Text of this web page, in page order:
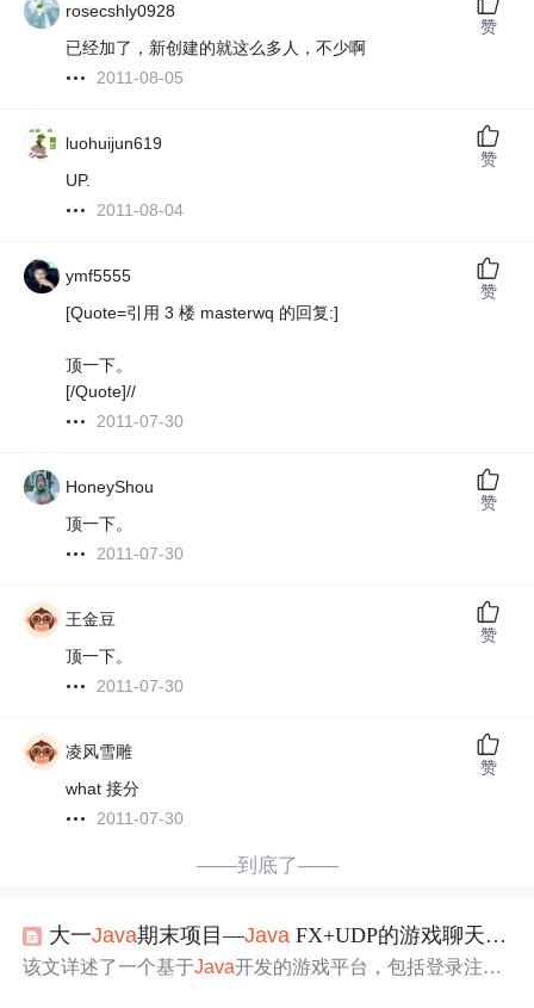
rosecshly0928
已经加了，新创建的就这么多人，不少啊
2011-08-05
赞
luohuijun619
UP.
2011-08-04
赞
ymf5555
[Quote=引用 3 楼 masterwq 的回复:]
顶一下。
[/Quote]//
2011-07-30
赞
HoneyShou
顶一下。
2011-07-30
赞
王金豆
顶一下。
2011-07-30
赞
凌风雪雕
what 接分
2011-07-30
赞
——到底了——
大一Java期末项目—Java FX+UDP的游戏聊天乐园
该文详述了一个基于Java开发的游戏平台，包括登录注册